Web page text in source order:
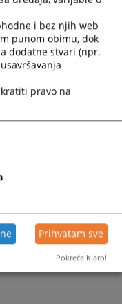
i bez njih web
punom obimu, dok
dodatne stvari (npr.
pravo na
Prihvatam sve
Pokreće Klaro!